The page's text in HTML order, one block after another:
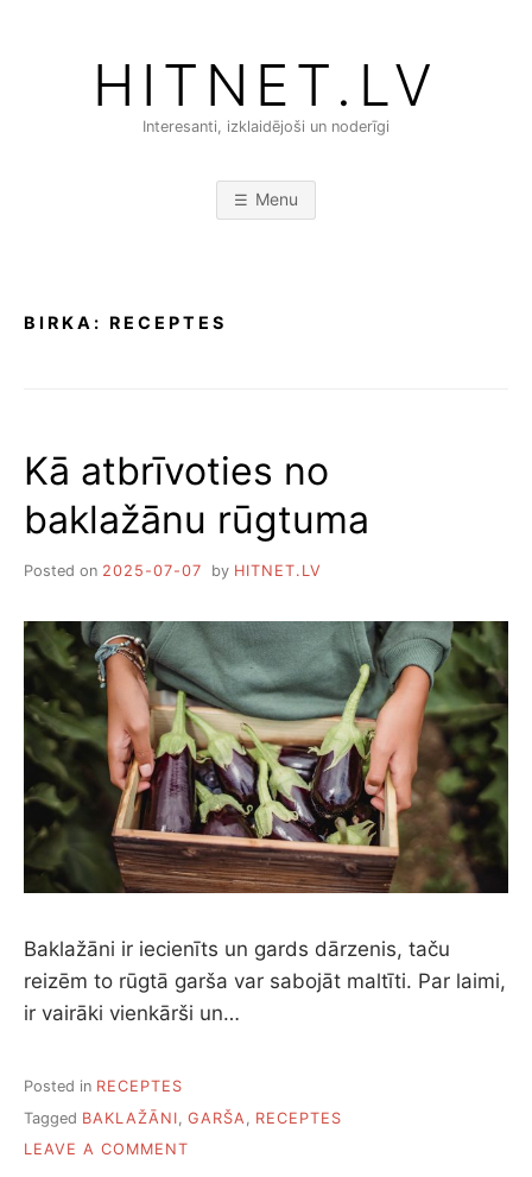
HITNET.LV
Interesanti, izklaidējoši un noderīgi
Menu
BIRKA: RECEPTES
Kā atbrīvoties no
baklažānu rūgtuma
Posted on 2025-07-07 by HITNET.LV
Baklažāni ir iecienīts un gards dārzenis, taču
reizēm to rūgtā garša var sabojāt maltīti. Par laimi,
ir vairāki vienkārši un…
Posted in RECEPTES
Tagged BAKLAŽĀNI GARŠA
RECEPTES
LEAVE A COMMENT